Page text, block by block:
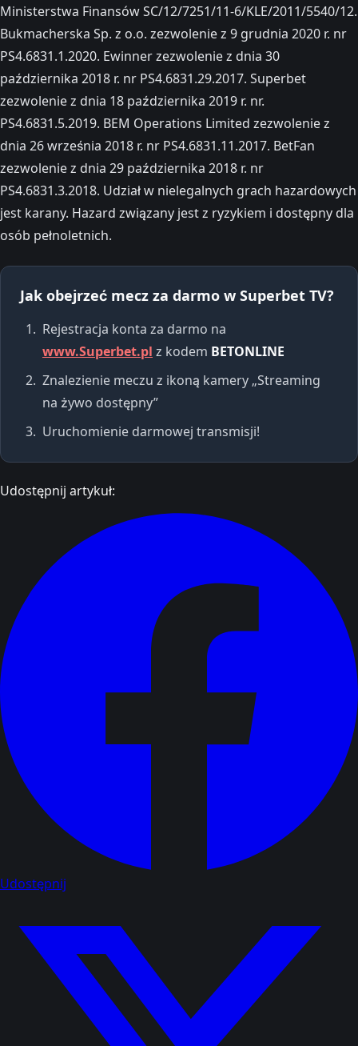
Ministerstwa Finansów SC/12/7251/11-6/KLE/2011/5540/12.
Bukmacherska Sp. z o.o. zezwolenie z 9 grudnia 2020 r. nr
PS4.6831.1.2020. Ewinner zezwolenie z dnia 30
października 2018 r. nr PS4.6831.29.2017. Superbet
zezwolenie z dnia 18 października 2019 r. nr.
PS4.6831.5.2019. BEM Operations Limited zezwolenie z
dnia 26 września 2018 r. nr PS4.6831.11.2017. BetFan
zezwolenie z dnia 29 października 2018 r. nr
PS4.6831.3.2018. Udział w nielegalnych grach hazardowych
jest karany. Hazard związany jest z ryzykiem i dostępny dla
osób pełnoletnich.
Jak obejrzeć mecz za darmo w Superbet TV?
Rejestracja konta za darmo na
www.Superbet.pl z kodem BETONLINE
Znalezienie meczu z ikoną kamery „Streaming
na żywo dostępny”
Uruchomienie darmowej transmisji!
Udostępnij artykuł:
Udostępnij